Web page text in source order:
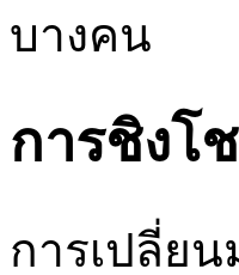
บางคน
การชิงโ
การเปลี่ย